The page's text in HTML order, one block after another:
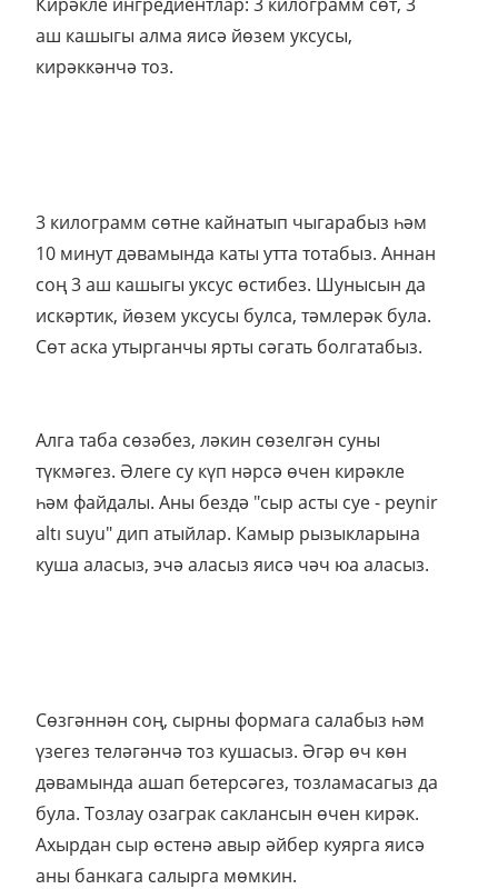
аш кашыгы алма яисә йөзем уксусы,
кирәккәнчә тоз.
3 килограмм сөтне кайнатып чыгарабыз һәм
10 минут дәвамында каты утта тотабыз. Аннан
соң 3 аш кашыгы уксус өстибез. Шунысын да
искәртик, йөзем уксусы булса, тәмлерәк була.
Сөт аска утырганчы ярты сәгать болгатабыз.
Алга таба сөзәбез, ләкин сөзелгән суны
түкмәгез. Әлеге су күп нәрсә өчен кирәкле
һәм файдалы. Аны бездә "сыр асты суе - peynir
altı suyu" дип атыйлар. Камыр рызыкларына
куша аласыз, эчә аласыз яисә чәч юа аласыз.
Сөзгәннән соң, сырны формага салабыз һәм
үзегез теләгәнчә тоз кушасыз. Әгәр өч көн
дәвамында ашап бетерсәгез, тозламасагыз да
була. Тозлау озаграк саклансын өчен кирәк.
Ахырдан сыр өстенә авыр әйбер куярга яисә
аны банкага салырга мөмкин.